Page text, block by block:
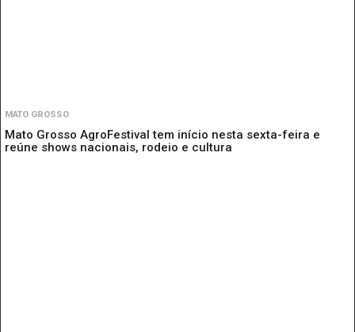
MATO GROSSO
Mato Grosso AgroFestival tem início nesta sexta-feira e
reúne shows nacionais, rodeio e cultura